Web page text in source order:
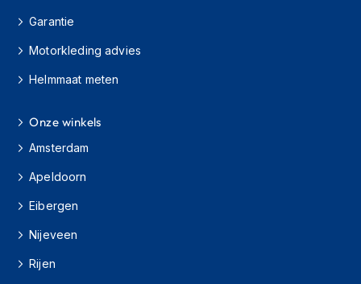
o
n
h
e
m
n
V
s
p
a
h
e
Garantie
Motorkleding advies
Helmmaat meten
Onze winkels
Amsterdam
Apeldoorn
Eibergen
Nijeveen
Rijen